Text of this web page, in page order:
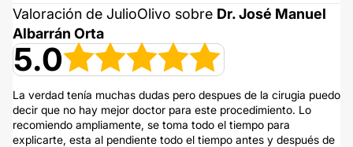
Valoración de JulioOlivo sobre Dr. José Manuel
Albarrán Orta
5.0
La verdad tenía muchas dudas pero despues de la cirugia puedo
decir que no hay mejor doctor para este procedimiento. Lo
recomiendo ampliamente, se toma todo el tiempo para
explicarte, esta al pendiente todo el tiempo antes y después de